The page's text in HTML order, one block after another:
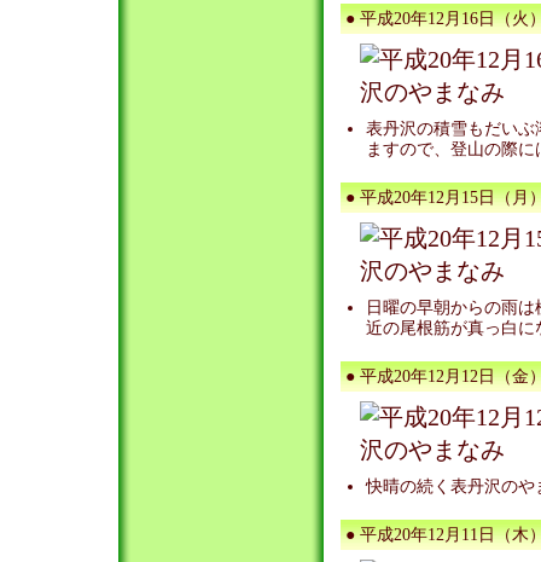
● 平成20年12月16日（火
表丹沢の積雪もだい
ますので、登山の際
● 平成20年12月15日（月
日曜の早朝からの雨
近の尾根筋が真っ白に
● 平成20年12月12日（金
快晴の続く表丹沢の
● 平成20年12月11日（木